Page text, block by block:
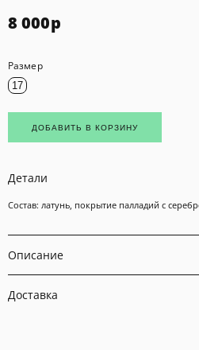
8 000р
Размер
17
ДОБАВИТЬ В КОРЗИНУ
Детали
Состав: латунь, покрытие палладий с
Описание
Доставка